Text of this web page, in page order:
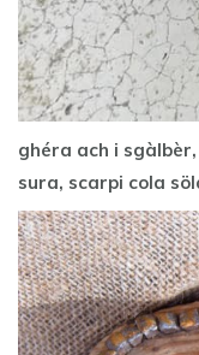
ghéra ach i
sura, scarpi cola